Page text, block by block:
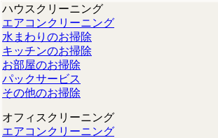
ハウスクリーニング
エアコンクリーニング
水まわりのお掃除
キッチンのお掃除
お部屋のお掃除
パックサービス
その他のお掃除
オフィスクリーニング
エアコンクリーニング